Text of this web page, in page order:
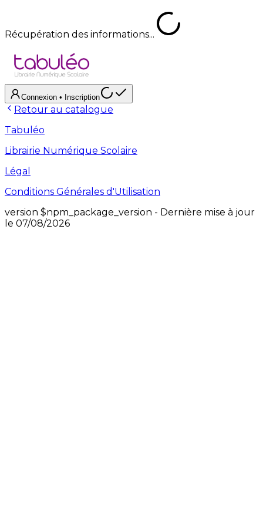
Récupération des informations...
Connexion • Inscription
Retour au catalogue
Tabuléo
Librairie Numérique Scolaire
Légal
Conditions Générales d'Utilisation
version $npm_package_version - Dernière mise à jour
le 07/08/2026